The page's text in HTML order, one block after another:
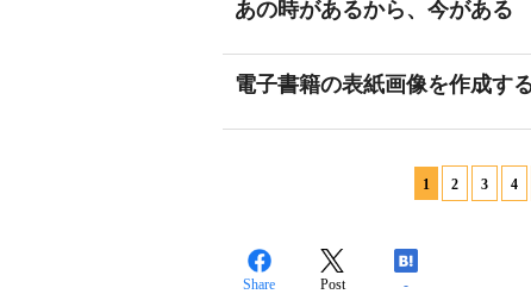
あの時があるから、今がある
電子書籍の表紙画像を作成す
1 2 3 4
Share Post -